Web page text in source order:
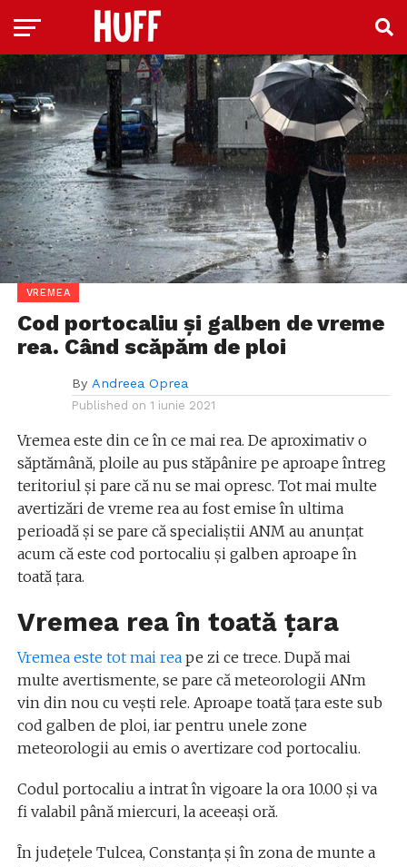
VREMEA
Cod portocaliu și galben de vreme
rea. Când scăpăm de ploi
By Andreea Oprea
Published on 1 iunie 2021
Vremea este din ce în ce mai rea. De aproximativ o
săptămână, ploile au pus stăpânire pe aproape întreg
teritoriul și pare că nu se mai opresc. Tot mai multe
avertizări de vreme rea au fost emise în ultima
perioadă și se pare că specialiștii ANM au anunțat
acum că este cod portocaliu și galben aproape în
toată țara.
Vremea rea în toată țara
Vremea este tot mai reape zi ce trece. După mai
multe avertismente, se pare că meteorologii ANm
vin din nou cu vești rele. Aproape toată țara este sub
cod galben de ploi, iar pentru unele zone
meteorologii au emis o avertizare cod portocaliu.
Codul portocaliu a intrat în vigoare la ora 10.00 și va
fi valabil până miercuri, la aceeași oră.
În județele Tulcea, Constanța și în zona de munte a